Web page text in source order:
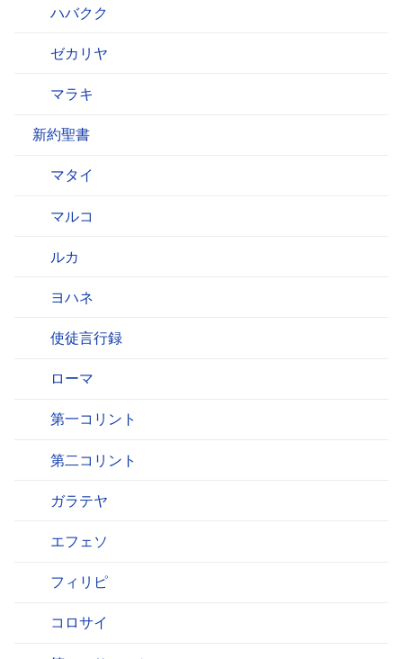
ハバクク
ゼカリヤ
マラキ
新約聖書
マタイ
マルコ
ルカ
ヨハネ
使徒言行録
ローマ
第一コリント
第二コリント
ガラテヤ
エフェソ
フィリピ
コロサイ